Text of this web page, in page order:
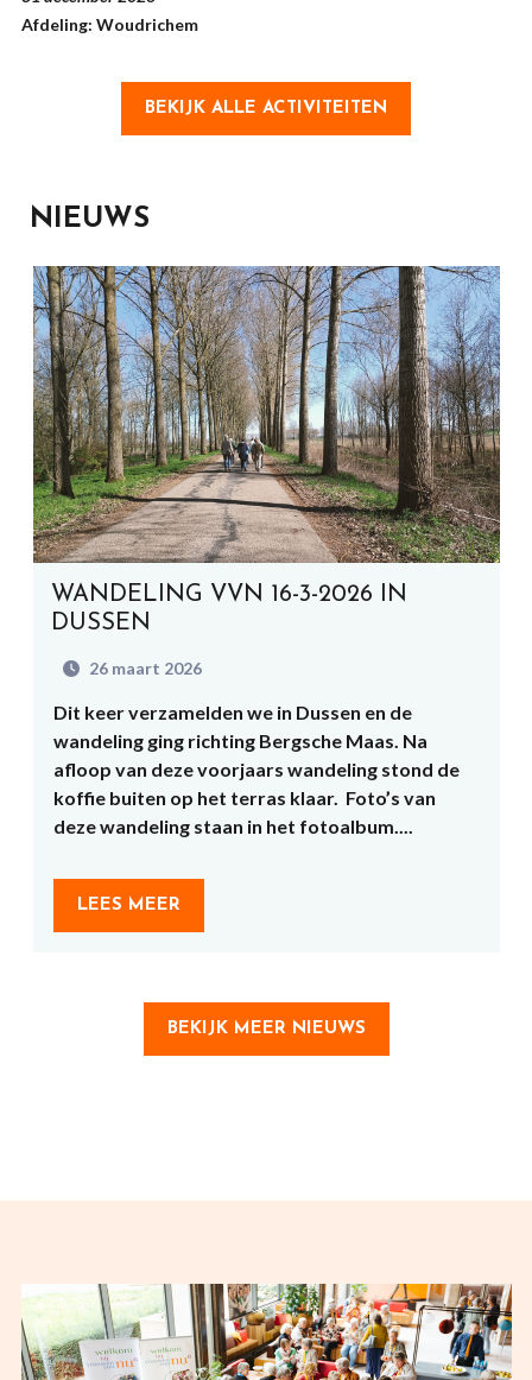
Afdeling: Woudrichem
BEKIJK ALLE ACTIVITEITEN
NIEUWS
WANDELING VVN 16-3-2026 IN
DUSSEN
26 maart 2026
Dit keer verzamelden we in Dussen en de
wandeling ging richting Bergsche Maas. Na
afloop van deze voorjaars wandeling stond de
koffie buiten op het terras klaar. Foto’s van
deze wandeling staan in het fotoalbum....
LEES MEER
BEKIJK MEER NIEUWS